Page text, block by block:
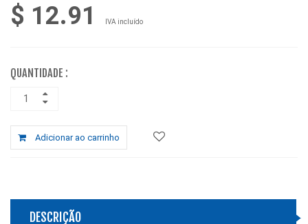
$ 12.91 IVA incluído
QUANTIDADE :
Adicionar ao carrinho
DESCRIÇÃO